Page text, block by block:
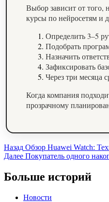
Выбор зависит от того,
курсы по нейросетям и
Определить 3–5
Подобрать
Назначить
Зафиксировать
Через три месяца
Когда компания
прозрачному
Продолжить
чтение
Назад Обзор Huawei Watch:
Далее Покупатель одного
Больше историй
Новости